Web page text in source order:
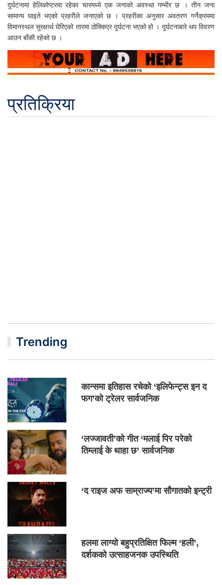
दुर्घटनामा हेलिकोप्टरमा रहेका चारमध्ये एक जनाको अवस्था गम्भीर छ । तीन जना
सामान्य घाइते भएको प्रहरीले जनाएको छ । प्रहरीका अनुसार अवतरण गर्नेक्रममा
विमानस्थल सुरक्षार्थ घेरिएको तारमा ठोक्किएर दुर्घटना भएको हो । दुर्घटनाबारे थप विवरण
आउन बाँकी रहेको छ ।
प्रतिक्रिया
Trending
कान्समा इतिहास रचेको ‘इलिफेन्ट्स इन द
फग’को ट्रेलर सार्वजनिक
‘लज्जावती’को गीत ‘मलाई पिर परेको
तिम्लाई के थाहा छ’ सार्वजनिक
‘द राइज अफ साम्राज्य’मा सौगातको इन्ट्री
हलमा लाग्यो बहुप्रतिक्षित फिल्म ‘हली’,
दर्शकको उत्साहजनक उपस्थिति